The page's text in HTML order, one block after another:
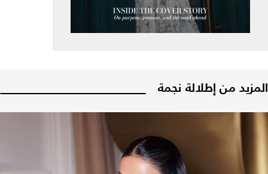
المزيد من إطلالة نجمة